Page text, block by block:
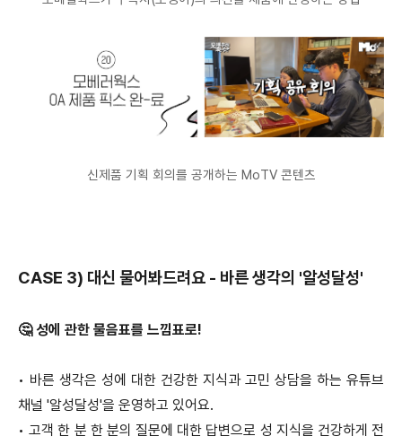
신제품 기획 회의를 공개하는 MoTV 콘텐츠
CASE 3) 대신 물어봐드려요 - 바른 생각의 '알성달성'
🤔 성에 관한 물음표를 느낌표로!
• 바른 생각은 성에 대한 건강한 지식과 고민 상담을 하는 유튜브
채널 '알성달성'을 운영하고 있어요.
•고객 한 분 한 분의 질문에 대한 답변으로 성 지식을 건강하게 전